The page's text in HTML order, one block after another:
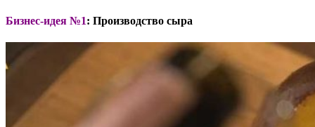
Бизнес-идея №1: Производство сыра